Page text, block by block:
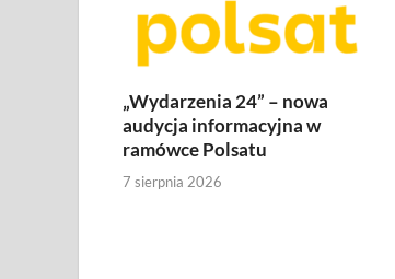
„Wydarzenia 24” – nowa
audycja informacyjna w
ramówce Polsatu
7 sierpnia 2026